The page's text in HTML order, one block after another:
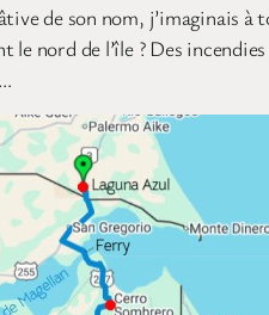
de son nom, j’imaginais à
nord de l’île ? Des